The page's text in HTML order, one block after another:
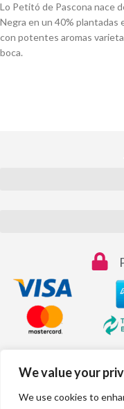
We value your
We use cookies to
Lo Petitó de Pascona nace
Negra en un 40% plantadas
con potentes aromas
boca.